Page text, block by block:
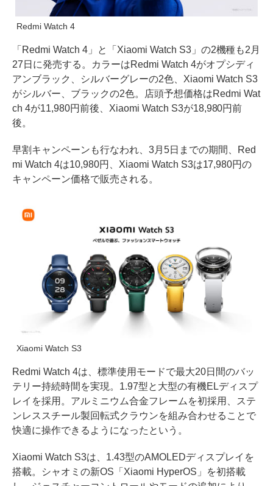
Redmi Watch 4
「Redmi Watch 4」と「Xiaomi Watch S3」の2機種も2月
27日に発売する。カラーはRedmi Watch 4がオプシディ
アンブラック、シルバーグレーの2色、Xiaomi Watch S3
がシルバー、ブラックの2色。店頭予想価格はRedmi Wat
ch 4が11,980円前後、Xiaomi Watch S3が18,980円前
後。
早割キャンペーンも行なわれ、3月5日までの期間、Red
mi Watch 4は10,980円、Xiaomi Watch S3は17,980円の
キャンペーン価格で販売される。
Xiaomi Watch S3
Redmi Watch 4は、標準使用モードで最大20日間のバッ
テリー持続時間を実現。1.97型と大型の有機ELディスプ
レイを採用。アルミニウム合金フレームを初採用、ステ
ンレススチール製回転式クラウンを組み合わせることで
快適に操作できるようになったという。
Xiaomi Watch S3は、1.43型のAMOLEDディスプレイを
搭載。シャオミの新OS「Xiaomi HyperOS」を初搭載